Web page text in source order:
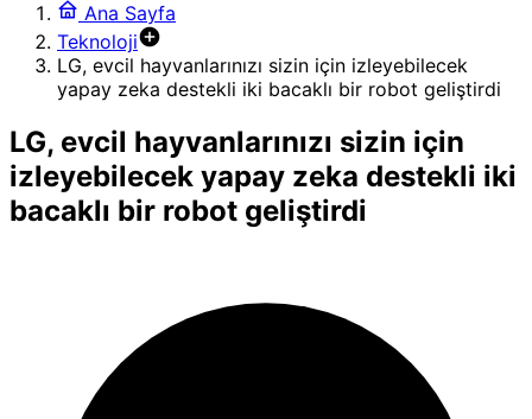
Ana Sayfa
Teknoloji
LG, evcil hayvanlarınızı sizin için izleyebilecek
yapay zeka destekli iki bacaklı bir robot geliştirdi
LG, evcil hayvanlarınızı sizin için
izleyebilecek yapay zeka destekli iki
bacaklı bir robot geliştirdi